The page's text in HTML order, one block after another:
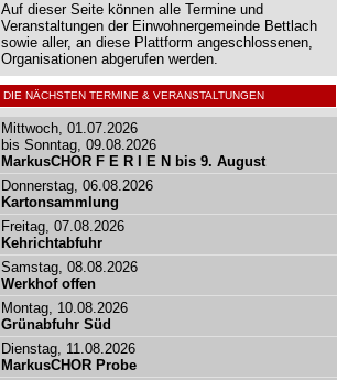
Auf dieser Seite können alle Termine und
Veranstaltungen der Einwohnergemeinde Bettlach
sowie aller, an diese Plattform angeschlossenen,
Organisationen abgerufen werden.
DIE NÄCHSTEN TERMINE & VERANSTALTUNGEN
Mittwoch, 01.07.2026
bis Sonntag, 09.08.2026
MarkusCHOR F E R I E N bis 9. August
Donnerstag, 06.08.2026
Kartonsammlung
Freitag, 07.08.2026
Kehrichtabfuhr
Samstag, 08.08.2026
Werkhof offen
Montag, 10.08.2026
Grünabfuhr Süd
Dienstag, 11.08.2026
MarkusCHOR Probe